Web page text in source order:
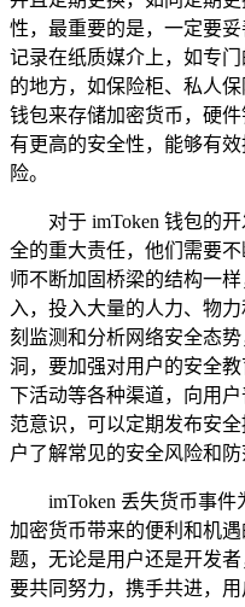
性，最重要的是，一定要
记录在纸质媒介上，如专
的地方，如保险柜、私人
钱包来存储加密货币，硬
有更高的安全性，能够有
险。
对于 imToken 钱包的
全的重大责任，他们需要
师不断加固桥梁的结构一
入，投入大量的人力、物
刻监测和分析网络安全态
洞，要加强对用户的安全
下活动等各种渠道，向用
范意识，可以定期发布安
户了解常见的安全风险和防
imToken 丢失货币事
加密货币带来的便利和机
题，无论是用户还是开发
要共同努力，携手共进，